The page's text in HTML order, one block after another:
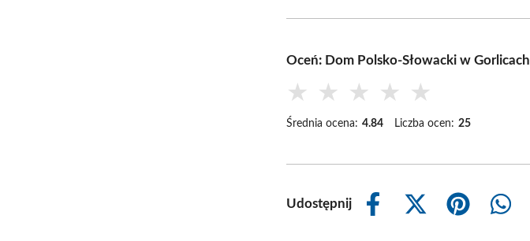
Oceń: Dom Polsko-Słowacki w Gorlicach
★ ★ ★ ★ ★
Średnia ocena: 4.84 Liczba ocen: 25
Udostępnij
Share
Share
Share
Share